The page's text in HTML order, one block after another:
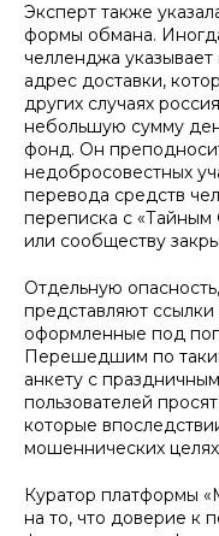
Эксперт также
формы обмана.
челленджа
адрес доставки,
других случаях
небольшую сумму
фонд. Он
недобросовестных
перевода средств
переписка с «Тайным
или сообществу
Отдельную
представляют
оформленные под
Перешедшим по
анкету с
пользователей
которые
мошеннических
Куратор платформы
на то, что доверие к